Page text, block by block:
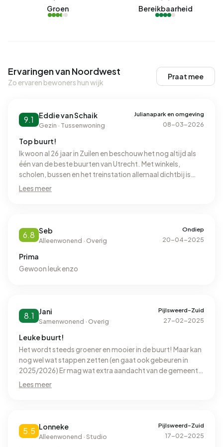
Groen Bereikbaarheid
Ervaringen van Noordwest
Zo ervaren bewoners hun wijk
Praat mee
9.1 Eddie van Schaik
Gezin · Tussenwoning
Julianapark en omgeving
08-03-2026
Top buurt!
Ik woon al 26 jaar in Zuilen en beschouw het nog altijd als
één van de beste buurten van Utrecht. Met winkels,
scholen, bussen en het treinstation allemaal dichtbij is
alles binnen handbereik. En met het prachtige Julianapark
Lees meer
6.8 Seb
Alleenwonend · Overig
Ondiep
20-04-2025
Prima
Gewoon leuk enzo
8.1 Jani
Samenwonend · Overig
Pijlsweerd-Zuid
27-02-2025
Leuke buurt!
Het wordt steeds groener en mooier in de buurt! Maar kan
nog wel wat stappen zetten (en gaat ook gebeuren in
2025/2026) Er mag wat extra aandacht van de gemeente
komen rondom het zwerfafval. Al is het ook gewoon druk
het voelt altijd veilig. Er zitten een paar (basis) scholen in
de buurt en veel winkels voor je dagelijkse boodschappen.
Lees meer
5.5 Lonneke
Alleenwonend · Studio
Pijlsweerd-Zuid
17-02-2025